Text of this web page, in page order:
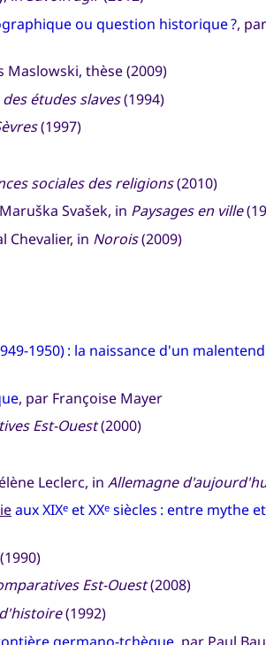
ou question historique ?,
thèse (2009)
des études slaves(1994)
(1997)
sociales des religions(2010)
Svašek, in Paysages en ville
Chevalier, in Norois(2009)
1950) : la naissance d'un
, par Françoise Mayer
Est-Ouest(2000)
Leclerc, in Allemagne
aux XIXeet XXesiècles : entre mythe
Est-Ouest(2008)
(1992)
germano-tchèque, par Paul